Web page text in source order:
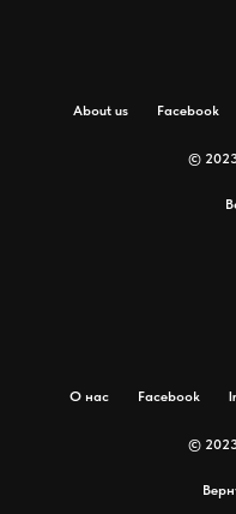
About us Facebook
©
О нас Facebook
©